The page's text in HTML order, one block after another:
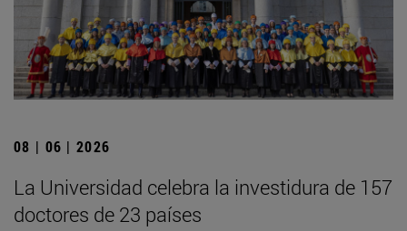
08 | 06 | 2026
La Universidad celebra la investidura de 157
doctores de 23 países